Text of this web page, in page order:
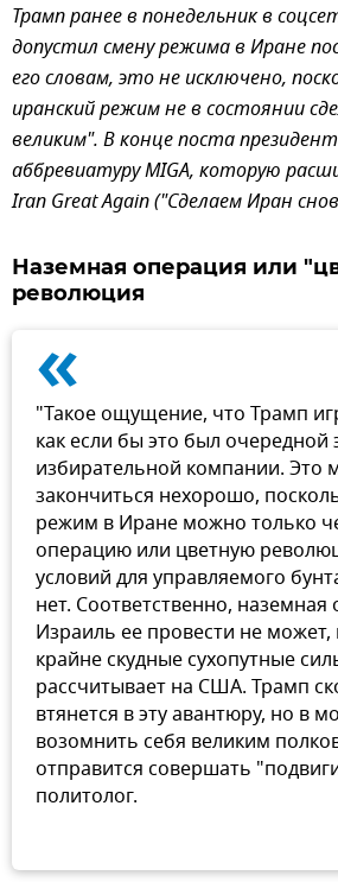
Трамп ранее в понедельник в
допустил смену режима в Иране
его словам, это не исключено,
иранский режим не в состоянии
великим". В конце поста
аббревиатуру MIGA, которую
Iran Great Again ("Сделаем Иран
Наземная операция или
революция
«
"Такое ощущение, что Трамп
как если бы это был очередной
избирательной компании. Это
закончиться нехорошо,
режим в Иране можно только
операцию или цветную
условий для управляемого
нет. Соответственно, наземная
Израиль ее провести не может,
крайне скудные сухопутные
рассчитывает на США. Трамп
втянется в эту авантюру, но в
возомнить себя великим
отправится совершать
политолог.